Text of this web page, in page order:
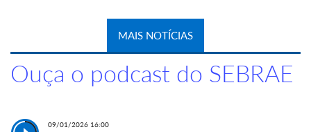
MAIS NOTÍCIAS
Ouça o podcast do SEBRAE
09/01/2026 16:00